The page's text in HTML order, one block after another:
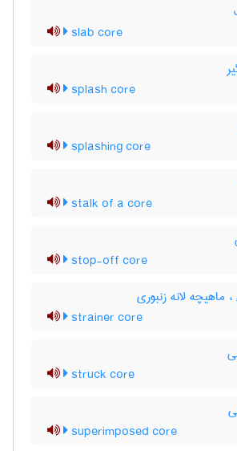
slab core
splash core
splashing core
stalk of a core
stop-off core
ماهیچه لانه زنبوری
strainer core
struck core
superimposed core